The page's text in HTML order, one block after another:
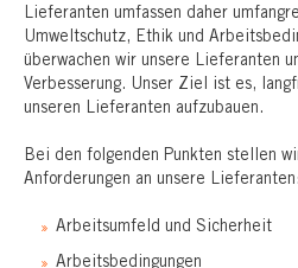
Lieferanten umfassen daher
Umweltschutz, Ethik und
überwachen wir unsere Lieferanten
Verbesserung. Unser Ziel ist es,
unseren Lieferanten aufzubauen.
Bei den folgenden Punkten stellen
Anforderungen an unsere Lieferanten:
Arbeitsumfeld und Sicherheit
Arbeitsbedingungen